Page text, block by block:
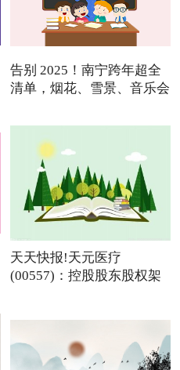
告别 2025！南宁跨年超全
清单，烟花、雪景、音乐会
天天快报!天元医疗
(00557)：控股股东股权架